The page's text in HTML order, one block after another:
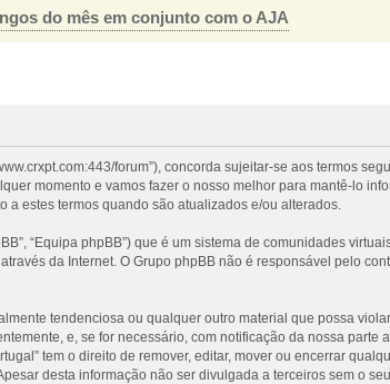
do mês em conjunto com o AJA
forum”), concorda sujeitar-se aos termos
momento e vamos fazer o nosso melhor para mantê-lo
a estes termos quando são atualizados e/ou alterados.
“Equipa phpBB”) que é um sistema de comunidades
da Internet. O Grupo phpBB não é responsável pelo
tendenciosa ou qualquer outro material que possa
e, se for necessário, com notificação da nossa parte
tem o direito de remover, editar, mover ou encerrar
desta informação não ser divulgada a terceiros sem o